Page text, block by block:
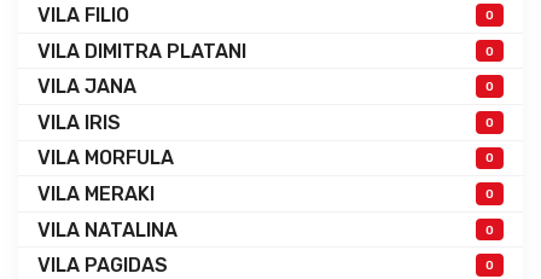
VILA FILIO 0
VILA DIMITRA PLATANI 0
VILA JANA 0
VILA IRIS 0
VILA MORFULA 0
VILA MERAKI 0
VILA NATALINA 0
VILA PAGIDAS 0